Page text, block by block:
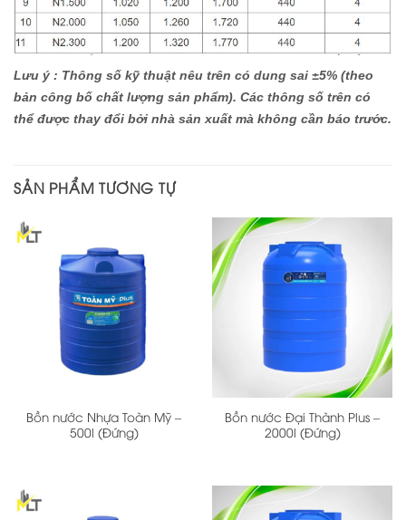
Lưu ý : Thông số kỹ thuật nêu trên có dung sai ±5% (theo
bản công bố chất lượng sản phẩm). Các thông số trên có
thể được thay đổi bởi nhà sản xuất mà không cần báo trước.
SẢN PHẨM TƯƠNG TỰ
Bồn nước Nhựa Toàn Mỹ –
500l (Đứng)
Bồn nước Đại Thành Plus –
2000l (Đứng)